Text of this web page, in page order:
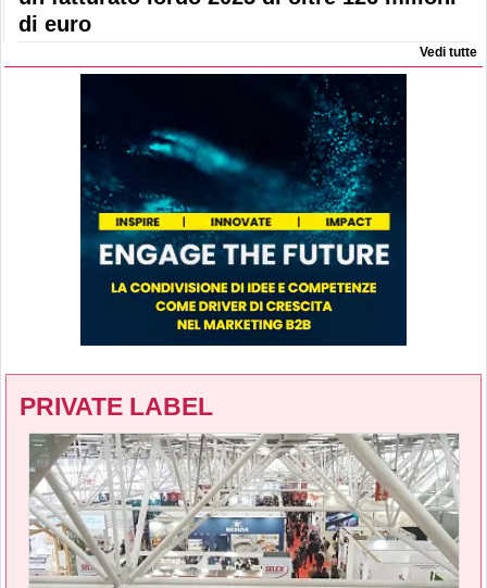
di euro
Vedi tutte
PRIVATE LABEL